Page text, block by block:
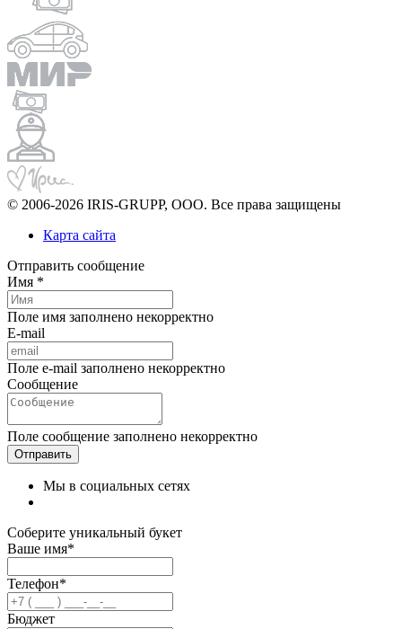
© 2006-2026 IRIS-GRUPP, OOO. Все права защищены
Карта сайта
Отправить сообщение
Имя *
Поле имя заполнено некорректно
E-mail
Поле e-mail заполнено некорректно
Сообщение
Поле сообщение заполнено некорректно
Мы в социальных сетях
Соберите уникальный букет
Ваше имя*
Телефон*
Бюджет